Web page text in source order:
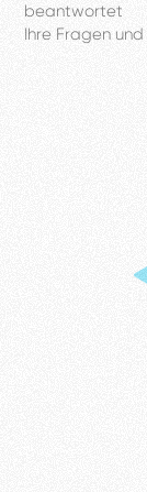
beantwortet
Ihre Fragen und